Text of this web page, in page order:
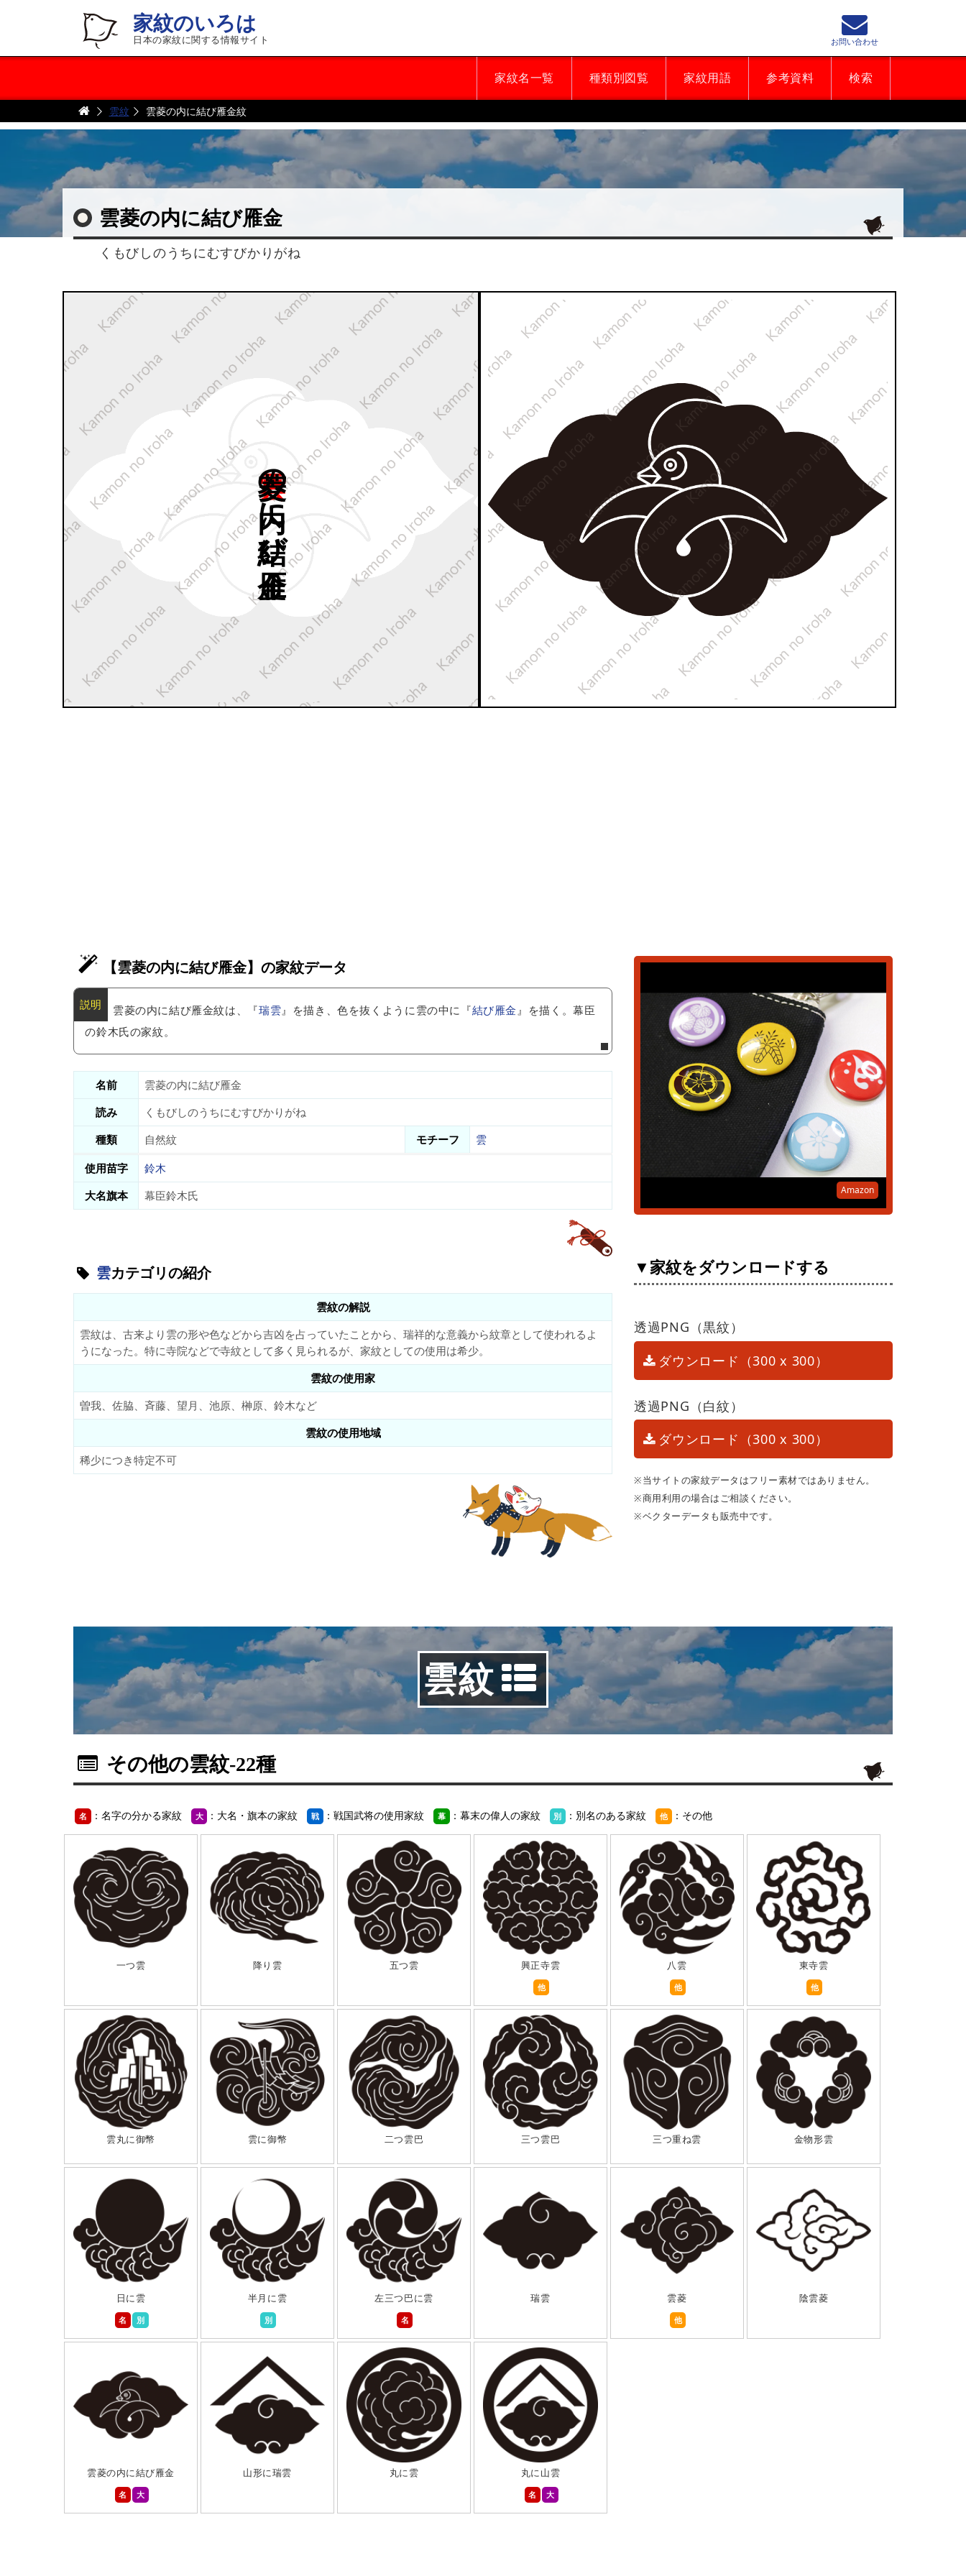
家紋のいろは
日本の家紋に関する情報サイト
家紋名一覧 種類別図覧 家紋用語 参考資料 検索
お問い合わせ
雲紋 雲菱の内に結び雁金紋
雲菱の内に結び雁金
くもびしのうちにむすびかりがね
雁金
【雲菱の内に結び雁金】の家紋データ
雲菱の内に結び雁金紋は、『瑞雲』を描き、色を抜くように雲の中に『結び雁金』を描く。幕臣
の鈴木氏の家紋。
名前
雲菱の内に結び雁金
読み
くもびしのうちにむすびかりがね
種類
自然紋 モチーフ
雲
使用苗字
鈴木
大名旗本
幕臣鈴木氏
雲カテゴリの紹介
雲紋の解説
雲紋は、古来より雲の形や色などから吉凶を占っていたことから、瑞祥的な意義から紋章として使われるよ
うになった。特に寺院などで寺紋として多く見られるが、家紋としての使用は希少。
雲紋の使用家
曽我、佐脇、斉藤、望月、池原、榊原、鈴木など
雲紋の使用地域
稀少につき特定不可
Amazon
▼家紋をダウンロードする
透過PNG（黒紋）
ダウンロード（300 x 300）
透過PNG（白紋）
ダウンロード（300 x 300）
※当サイトの家紋データはフリー素材ではありません。
※商用利用の場合はご相談ください。
※ベクターデータも販売中です。
雲紋
その他の雲紋-22種
名 ：名字の分かる家紋 大 ：大名・旗本の家紋 戦 ：戦国武将の使用家紋 幕 ：幕末の偉人の家紋 別 ：別名のある家紋 他 ：その他
一つ雲 降り雲 五つ雲
興正寺雲
他
八雲
他
東寺雲
他
雲丸に御幣 雲に御幣 二つ雲巴 三つ雲巴 三つ重ね雲 金物形雲
日に雲
名
別
半月に雲
別
左三つ巴に雲
名
瑞雲
雲菱
他
陰雲菱
雲菱の内に結び雁金
名
大
山形に瑞雲 丸に雲
丸に山雲
名
大